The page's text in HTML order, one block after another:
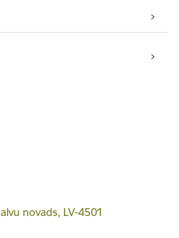
novads, LV-4501